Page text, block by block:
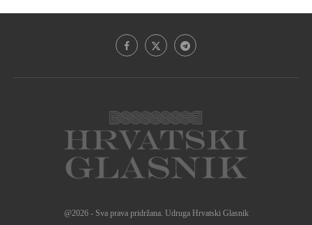
@2026 - Sva prava pridržana. Udruga Hrvatski Glasnik